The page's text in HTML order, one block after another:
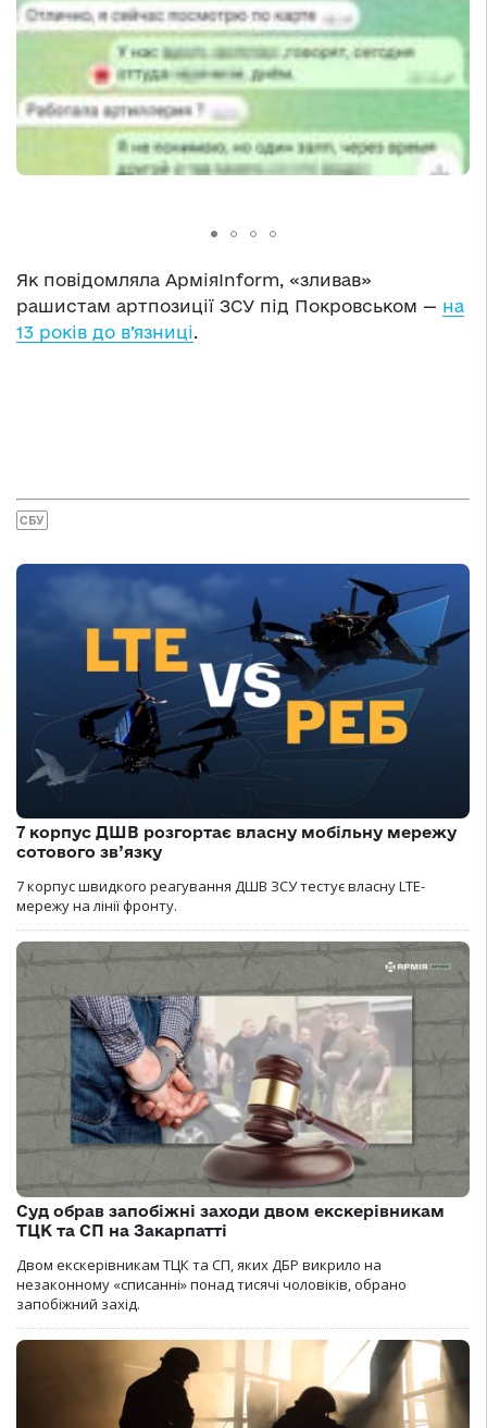
Як повідомляла АрміяInform, «зливав»
рашистам артпозиції ЗСУ під Покровськом — на
13 років до в’язниці.
СБУ
7 корпус ДШВ розгортає власну мобільну мережу
сотового зв’язку
7 корпус швидкого реагування ДШВ ЗСУ тестує власну LTE-
мережу на лінії фронту.
Суд обрав запобіжні заходи двом екскерівникам
ТЦК та СП на Закарпатті
Двом екскерівникам ТЦК та СП, яких ДБР викрило на
незаконному «списанні» понад тисячі чоловіків, обрано
запобіжний захід.